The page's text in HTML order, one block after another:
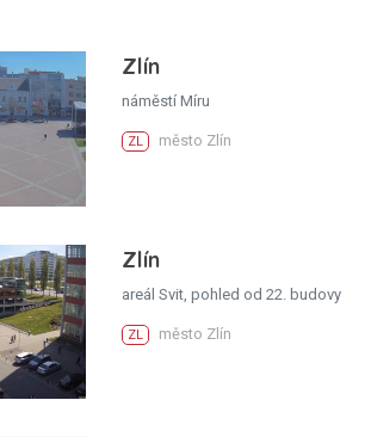
Zlín
náměstí Míru
ZL město Zlín
Zlín
areál Svit, pohled od 22. budovy
ZL město Zlín